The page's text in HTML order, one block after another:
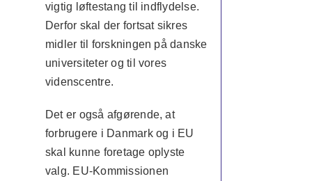
vigtig løftestang til indflydelse.
Derfor skal der fortsat sikres
midler til forskningen på danske
universiteter og til vores
videnscentre.
Det er også afgørende, at
forbrugere i Danmark og i EU
skal kunne foretage oplyste
valg. EU-Kommissionen